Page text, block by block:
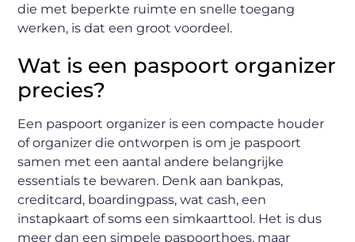
die met beperkte ruimte en snelle toegang
werken, is dat een groot voordeel.
Wat is een paspoort organizer
precies?
Een paspoort organizer is een compacte houder
of organizer die ontworpen is om je paspoort
samen met een aantal andere belangrijke
essentials te bewaren. Denk aan bankpas,
creditcard, boardingpass, wat cash, een
instapkaart of soms een simkaarttool. Het is dus
meer dan een simpele paspoorthoes, maar